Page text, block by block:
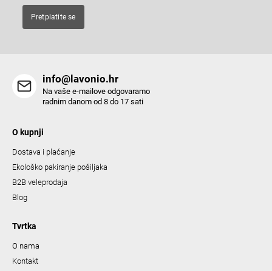
Pretplatite se
info@lavonio.hr
Na vaše e-mailove odgovaramo
radnim danom od 8 do 17 sati
O kupnji
Dostava i plaćanje
Ekološko pakiranje pošiljaka
B2B veleprodaja
Blog
Tvrtka
O nama
Kontakt